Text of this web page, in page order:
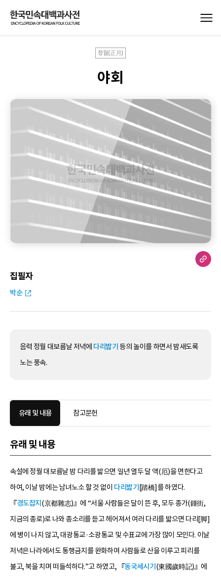
정월(正月)
야회
집필자
박순
음력 정월 대보름날 저녁에 다리밟기 등의 놀이를 하면서 밤새도록
노는 풍속.
유래 및 내용 참고문헌
유래 및 내용
속설에 정월 대보름날 밤 다리를 밟으면 일년 열두 달 액(厄)을 면한다고
하여, 이날 밤에는 남녀노소 할 것 없이 다리밟기 [踏橋]를 하였다.
『경도잡지 (京都雜志)』에 “서울 사람들은 달이 뜬 후, 모두 종가(鍾街,
지금의 종로)로 나와 종소리를 듣고 헤어져서 여러 다리를 밟으면 다리[脚]
에 병이 나지 않고, 대광통교·소광통교 및 수표교에 가장 많이 모인다. 이날
저녁은 나라에서도 통행금지를 완화하여 사람들로 산을 이루고 피리를
불고, 북을 치며 떠들석하다.”고 하였고, 『동국세시기 (東國歲時記)』에